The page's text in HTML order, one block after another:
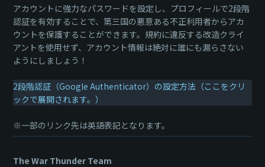
アカウントに強力なパスワードを設定し、プロフィールで2段階
認証を有効することで、第三国の悪意ある不正利用者からアカ
ウントを保護することができます。規約に違反する改造クライ
アントを使用せず、アカウント情報は絶対に誰にも漏らさない
ようにしましょう！
2段階認証（Google Authenticator）の設定方法（ここをクリ
ックで展開されます。）
※一部のリンク先は英語表記となります。
The War Thunder Team